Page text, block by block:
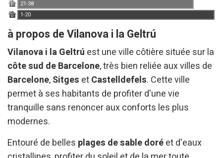
F 21-38
G 1-20
à propos de Vilanova i la Geltrú
Vilanova i la Geltrú est une ville côtière située sur la
côte sud de Barcelone, très bien reliée aux villes de
Barcelone,Sitges etCastelldefels. Cette ville
permet à ses habitants de profiter d'une vie
tranquille sans renoncer aux conforts les plus
modernes.
Entouré de belles plages de sable doréet d'eaux
l'analyse des données d'utilisation effectuée par les
utilisateurs du service. . Ils nous permettent de
sauvegarder les informations de préférence de l'utilisateur
pour améliorer la qualité de nos services et offrir une
meilleure expérience grâce aux produits recommandés.
Marketing et Publicité
Ces cookies sont utilisés pour stocker des informations sur
les préférences et les choix personnels de l'utilisateur
grâce à l'observation continue de ses habitudes de
navigation. Grâce à eux, nous pouvons connaître les
habitudes de navigation sur le site Web et afficher des
publicités liées au profil de navigation de l'utilisateur.